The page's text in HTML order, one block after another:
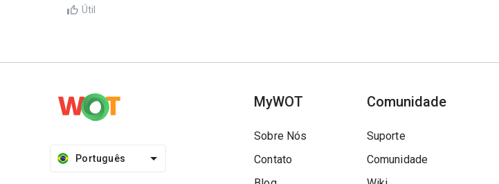
Útil
Português
MyWOT
Sobre Nós
Contato
Comunidade
Suporte
Comunidade